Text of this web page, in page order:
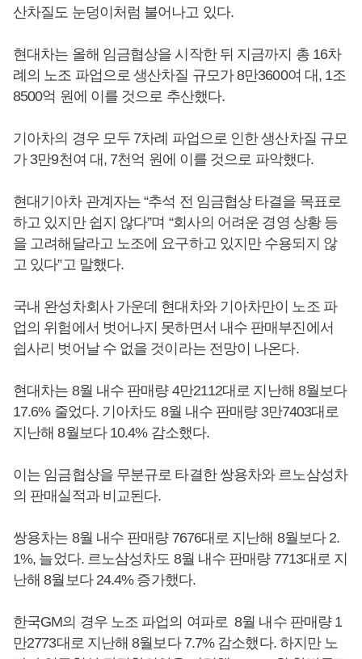
산차질도 눈덩이처럼 불어나고 있다.
현대차는 올해 임금협상을 시작한 뒤 지금까지 총 16차
례의 노조 파업으로 생산차질 규모가 8만3600여 대, 1조
8500억 원에 이를 것으로 추산했다.
기아차의 경우 모두 7차례 파업으로 인한 생산차질 규모
가 3만9천여 대, 7천억 원에 이를 것으로 파악했다.
현대기아차 관계자는 “추석 전 임금협상 타결을 목표로
하고 있지만 쉽지 않다”며 “회사의 어려운 경영 상황 등
을 고려해달라고 노조에 요구하고 있지만 수용되지 않
고 있다”고 말했다.
국내 완성차회사 가운데 현대차와 기아차만이 노조 파
업의 위험에서 벗어나지 못하면서 내수 판매부진에서
쉽사리 벗어날 수 없을 것이라는 전망이 나온다.
현대차는 8월 내수 판매량 4만2112대로 지난해 8월보다
17.6% 줄었다. 기아차도 8월 내수 판매량 3만7403대로
지난해 8월보다 10.4% 감소했다.
이는 임금협상을 무분규로 타결한 쌍용차와 르노삼성차
의 판매실적과 비교된다.
쌍용차는 8월 내수 판매량 7676대로 지난해 8월보다 2.
1%, 늘었다. 르노삼성차도 8월 내수 판매량 7713대로 지
난해 8월보다 24.4% 증가했다.
한국GM의 경우 노조 파업의 여파로 8월 내수 판매량 1
만2773대로 지난해 8월보다 7.7% 감소했다. 하지만 노